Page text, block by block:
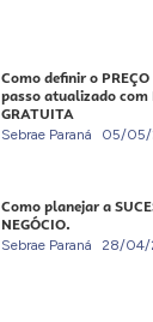
Como definir o
passo atualizado com
GRATUITA
Sebrae Paraná 05/
Como planejar a
NEGÓCIO.
Sebrae Paraná 28/04/